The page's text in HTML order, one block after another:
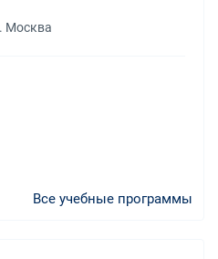
Москва
Все учебные программы